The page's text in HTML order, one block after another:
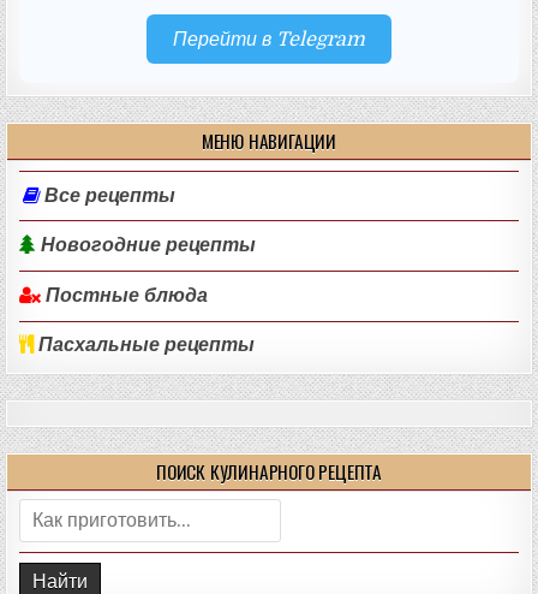
Перейти в Telegram
МЕНЮ НАВИГАЦИИ
Все рецепты
Новогодние рецепты
Постные блюда
Пасхальные рецепты
ПОИСК КУЛИНАРНОГО РЕЦЕПТА
Поиск: